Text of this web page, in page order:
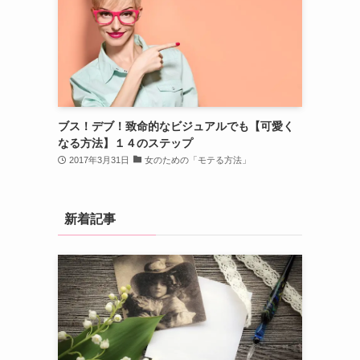
ブス！デブ！致命的なビジュアルでも【可愛く
なる方法】１４のステップ
2017年3月31日 女のための「モテる方法」
新着記事